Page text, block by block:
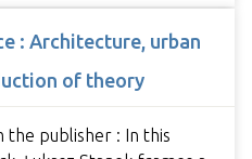
: Architecture, urban
of theory
publisher : In this